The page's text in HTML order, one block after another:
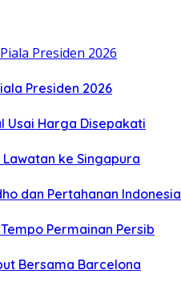
Presiden 2026
Usai Harga Disepakati
ke Singapura
dan Pertahanan Indonesia
Permainan Persib
Bersama Barcelona